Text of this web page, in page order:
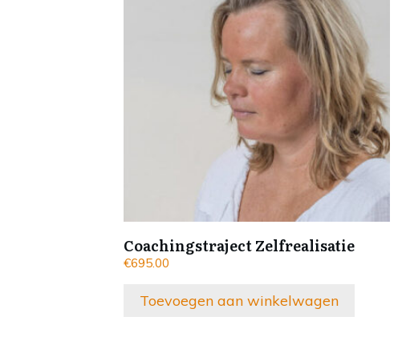
Coachingstraject Zelfrealisatie
€695.00
Toevoegen aan winkelwagen